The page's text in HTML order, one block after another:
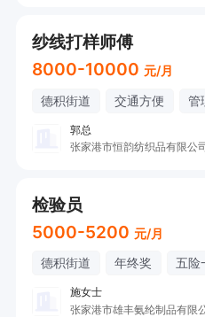
English skills is
具备基础英语读写及听
6. Comprehensive
anical drawing literacy
通公司产品/熟练解读机
纱线打样师傅
8000-10000 元/月
德积街道 交通方便 管
郭总
张家港市恒韵纺织品有限公
检验员
5000-5200 元/月
德积街道 年终奖 五险
施女士
张家港市雄丰氨纶制品有限